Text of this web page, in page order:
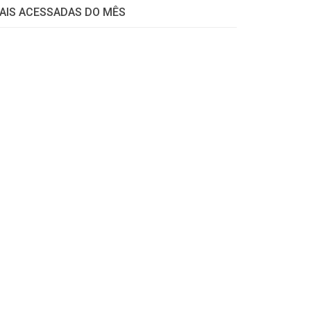
ACESSADAS DO MÊS